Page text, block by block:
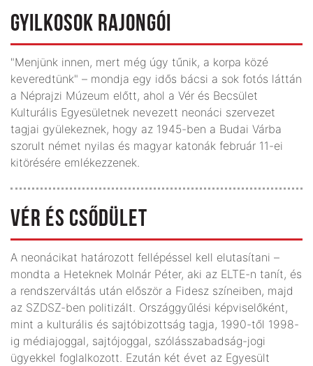
GYILKOSOK RAJONGÓI
"Menjünk innen, mert még úgy tűnik, a korpa közé
keveredtünk" – mondja egy idős bácsi a sok fotós láttán
a Néprajzi Múzeum előtt, ahol a Vér és Becsület
Kulturális Egyesületnek nevezett neonáci szervezet
tagjai gyülekeznek, hogy az 1945-ben a Budai Várba
szorult német nyilas és magyar katonák február 11-ei
kitörésére emlékezzenek.
VÉR ÉS CSŐDÜLET
A neonácikat határozott fellépéssel kell elutasítani –
mondta a Heteknek Molnár Péter, aki az ELTE-n tanít, és
a rendszerváltás után először a Fidesz színeiben, majd
az SZDSZ-ben politizált. Országgyűlési képviselőként,
mint a kulturális és sajtóbizottság tagja, 1990-től 1998-
ig médiajoggal, sajtójoggal, szólásszabadság-jogi
ügyekkel foglalkozott. Ezután két évet az Egyesült